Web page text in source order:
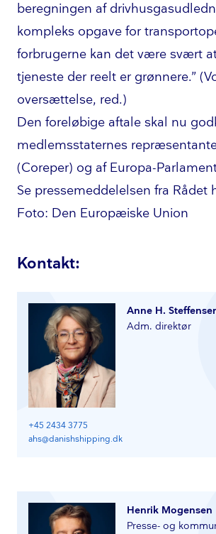
beregningen af
kompleks opgave for
forbrugerne kan det være svært
tjeneste der reelt er grønnere.”
oversættelse, red.)
Den foreløbige aftale skal nu
med­lem­s­sta­ter­nes
(Coreper) og af Europa-
Se pres­se­med­del­el­sen fra Rådet
Foto: Den Europæiske Union
Kontakt:
Anne H.
Adm. direktør
+45 2434 3775
ahs@danishshipping.dk
Henrik Mogensen
Presse- og